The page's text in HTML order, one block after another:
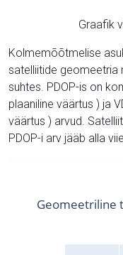
Graafik
Kolmemõõtmelise
satelliitide geomeetria
suhtes. PDOP-is on
plaaniline väärtus ) ja
väärtus ) arvud.
PDOP-i arv jääb alla viie.
Geomeetriline